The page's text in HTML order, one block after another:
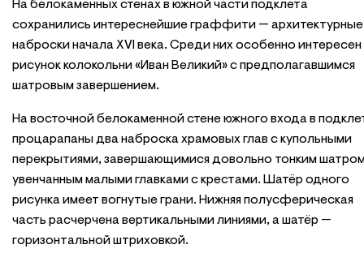
На белокаменных стенах в южной части подклета
сохранились интереснейшие граффити — архитектурные
наброски начала XVI века. Среди них особенно интересен
рисунок колокольни «Иван Великий» с предполагавшимся
шатровым завершением.
На восточной белокаменной стене южного входа в
процарапаны два наброска храмовых глав с купольными
перекрытиями, завершающимися довольно тонким
увенчанным малыми главками с крестами. Шатёр одного
рисунка имеет вогнутые грани. Нижняя полусферическая
часть расчерчена вертикальными линиями, а шатёр —
горизонтальной штриховкой.